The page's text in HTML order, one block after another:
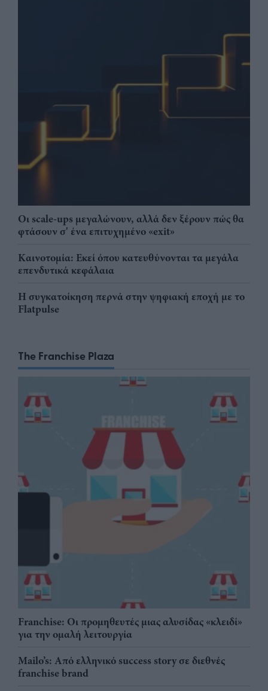
Οι scale-ups μεγαλώνουν, αλλά δεν ξέρουν πώς θα
φτάσουν σ' ένα επιτυχημένο «exit»
Καινοτομία: Εκεί όπου κατευθύνονται τα μεγάλα
επενδυτικά κεφάλαια
Η συγκατοίκηση περνά στην ψηφιακή εποχή με το
Flatpulse
The Franchise Plaza
Franchise: Οι προμηθευτές μιας αλυσίδας «κλειδί»
για την ομαλή λειτουργία
Mailo’s: Από ελληνικό success story σε διεθνές
franchise brand